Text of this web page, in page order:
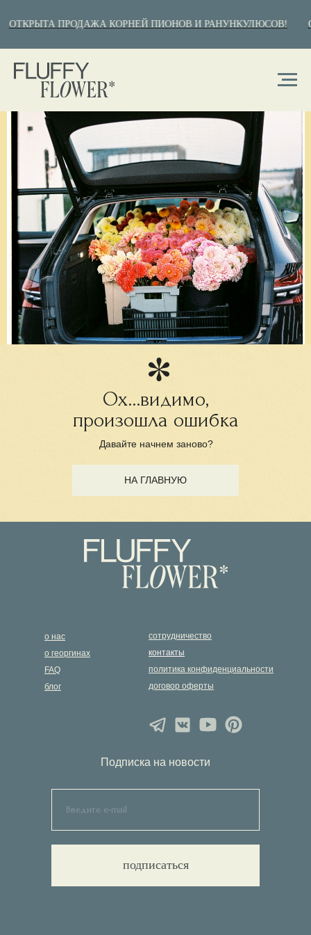
ОТКРЫТА ПРОДАЖА КОРНЕЙ ПИОНОВ И РАНУНКУЛЮСОВ!
Давайте начнем заново?
Ох...видимо,
произошла ошибка
НА ГЛАВНУЮ
подписаться
Подписка на новости
о нас
о георгинах
FAQ
блог
сотрудничество
контакты
политика конфиденциальности
договор оферты